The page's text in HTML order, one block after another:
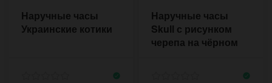
Наручные часы
Украинские котики
Наручные часы
Skull с рисунком
черепа на чёрном